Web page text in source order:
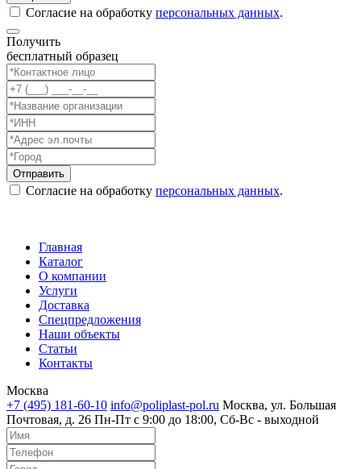
Согласие на обработку персональных данных.
Получить
бесплатный образец
Согласие на обработку персональных данных.
Главная
Каталог
О компании
Услуги
Доставка
Спецпредложения
Наши объекты
Статьи
Контакты
Москва
+7 (495) 181-60-10 info@poliplast-pol.ru Москва, ул. Большая
Почтовая, д. 26 Пн-Пт c 9:00 до 18:00, Сб-Вс - выходной